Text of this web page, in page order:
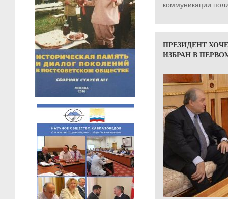
коммуникации
ПРЕЗИДЕНТ
ИЗБРАН В